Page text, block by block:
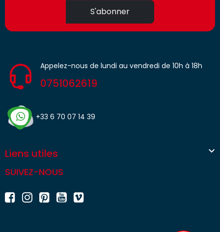
S'abonner
Appelez-nous de lundi au vendredi de 10h à 18h
0751062619
+33 6 70 07 14 39
Liens utiles 
SUIVEZ-NOUS